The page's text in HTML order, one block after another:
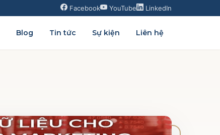
Facebook YouTube LinkedIn
Blog Tin tức Sự kiện Liên hệ